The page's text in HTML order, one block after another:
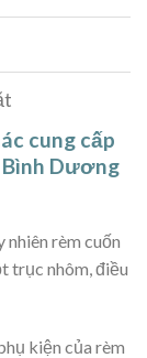
cung cấp
Dương
rèm cuốn
trục nhôm, điều
kiện của rèm